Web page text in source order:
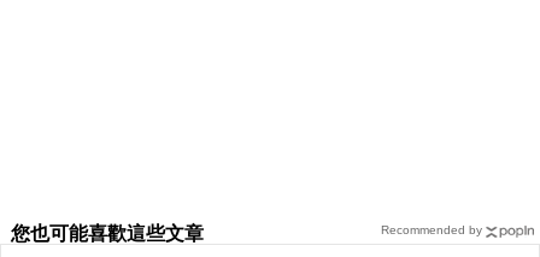
您也可能喜歡這些文章
Recommended by